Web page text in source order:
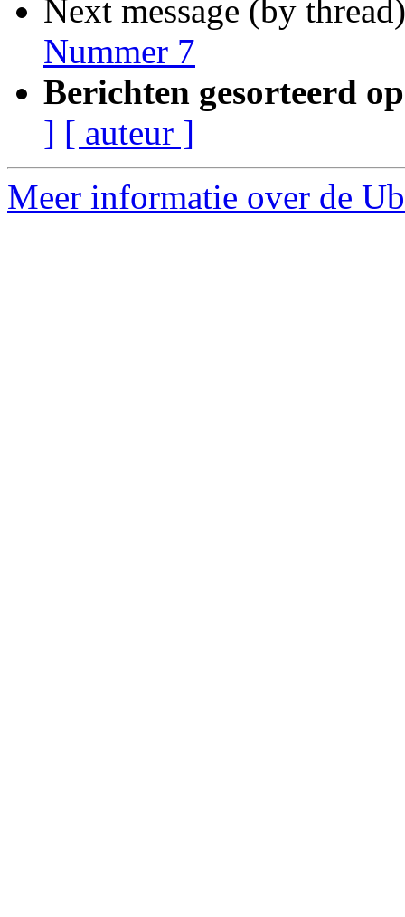
Next message (by
Nummer 7
Berichten gesorteerd
] [ auteur ]
Meer informatie over de